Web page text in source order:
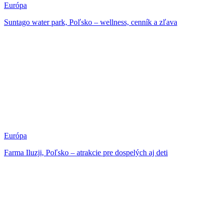
Európa
Suntago water park, Poľsko – wellness, cenník a zľava
Európa
Farma Iluzji, Poľsko – atrakcie pre dospelých aj deti